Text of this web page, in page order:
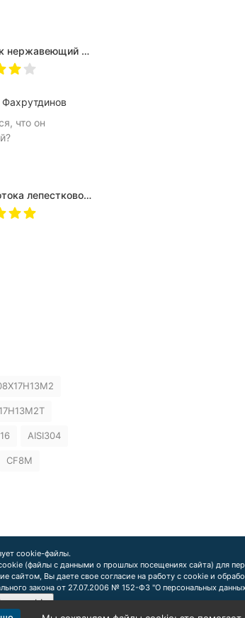
Тройник нержавеющий Ду8-50 AISI304
что он
Реле потока лепестковое ДР-П-03
AISI304
CF8M
cookie-файлы.
(файлы с данными о прошлых посещениях сайта) для
сайтом, Вы даете свое согласие на работу с cookie и
закона от 27.07.2006 № 152-Ф3 "О персональных
cookie